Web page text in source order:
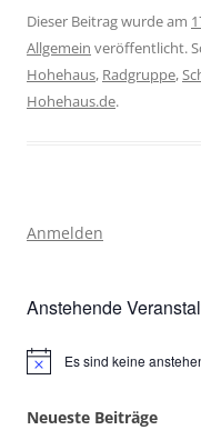
Dieser Beitrag wurde am
Allgemein veröffentlicht.
Hohehaus, Radgruppe,
Hohehaus.de.
Anmelden
Anstehende
HinweisEs sind keine
Neueste Beiträge